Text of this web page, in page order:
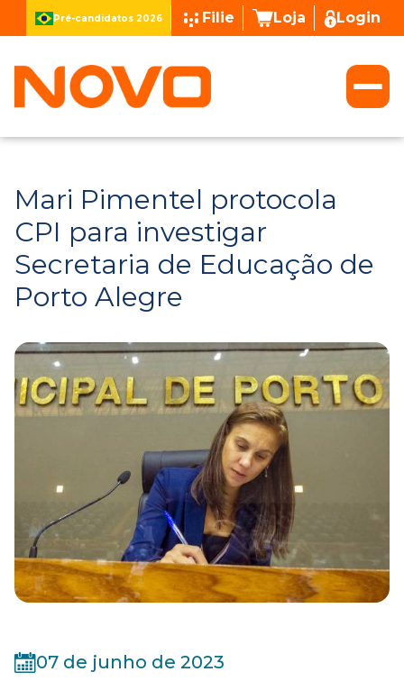
Pré-candidatos 2026 Filie Loja Login
Mari Pimentel protocola
CPI para investigar
Secretaria de Educação de
Porto Alegre
07 de junho de 2023